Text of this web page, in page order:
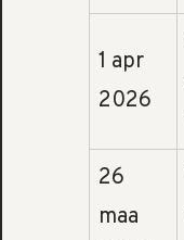
1 apr
2026
26
maa